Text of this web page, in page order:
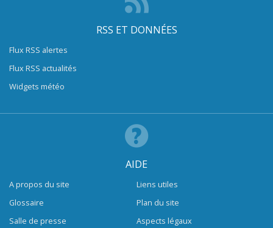
RSS ET DONNÉES
Flux RSS alertes
Flux RSS actualités
Widgets météo
AIDE
A propos du site
Glossaire
Salle de presse
Liens utiles
Plan du site
Aspects légaux